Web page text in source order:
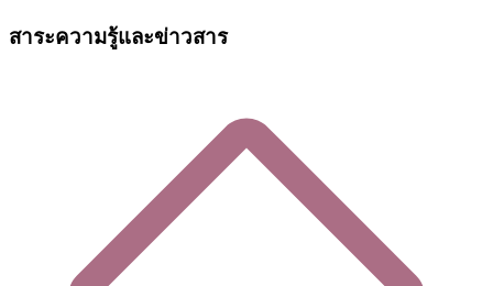
สาระความรู้และข่าวสาร